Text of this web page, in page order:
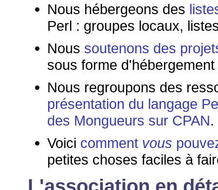
Nous hébergeons des
Perl : groupes locaux,
Nous soutenons des
sous forme
Nous regroupons des
présentation du langage
des Mongueurs sur CPAN.
Voici comment vous
petites choses faciles à